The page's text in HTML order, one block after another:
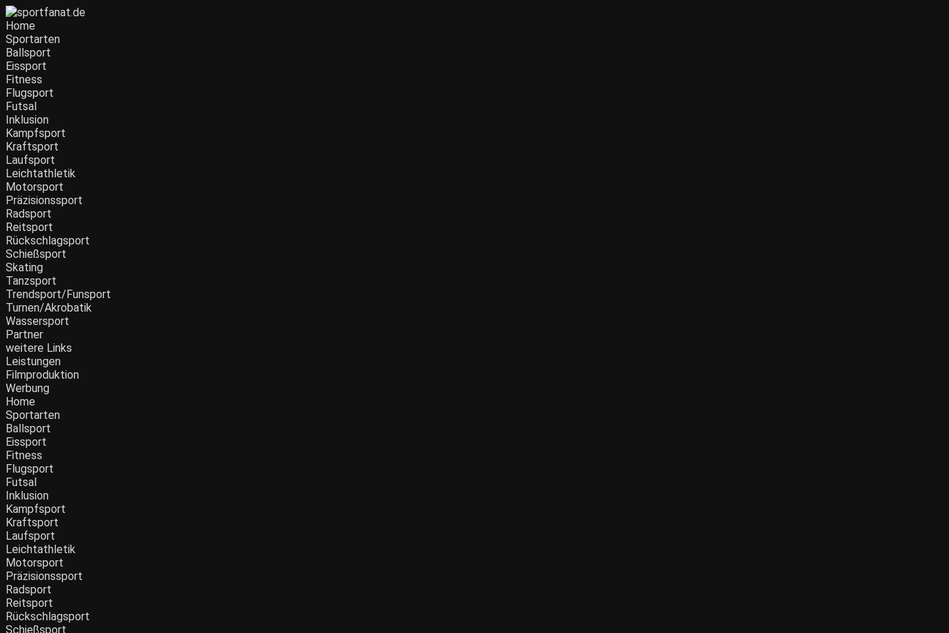
Home
Sportarten
Ballsport
Eissport
Fitness
Flugsport
Futsal
Inklusion
Kampfsport
Kraftsport
Laufsport
Leichtathletik
Motorsport
Präzisionssport
Radsport
Reitsport
Rückschlagsport
Schießsport
Skating
Tanzsport
Trendsport/Funsport
Turnen/Akrobatik
Wassersport
Partner
weitere Links
Leistungen
Filmproduktion
Werbung
Home
Sportarten
Ballsport
Eissport
Fitness
Flugsport
Futsal
Inklusion
Kampfsport
Kraftsport
Laufsport
Leichtathletik
Motorsport
Präzisionssport
Radsport
Reitsport
Rückschlagsport
Schießsport